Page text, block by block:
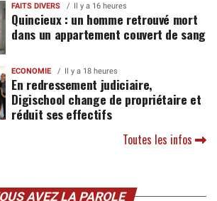
FAITS DIVERS Il y a 16 heures
Quincieux : un homme retrouvé mort
dans un appartement couvert de sang
ECONOMIE Il y a 18 heures
En redressement judiciaire,
Digischool change de propriétaire et
réduit ses effectifs
Toutes les infos
AVEZ LA PAROLE